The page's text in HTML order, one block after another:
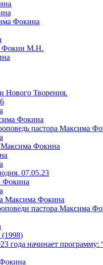
Фокина
Фокин М.Н.
Нового Творения.
Фокина
пастора Максима
Максима Фокина
07.05.23
Фокина
Максима Фокина
пастора Максима
2023 года начинает